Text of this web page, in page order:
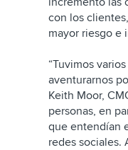
con los
mayor riesgo e
“Tuvimos
aventurarnos
Keith Moor,
personas, en
que entendían
redes sociales.